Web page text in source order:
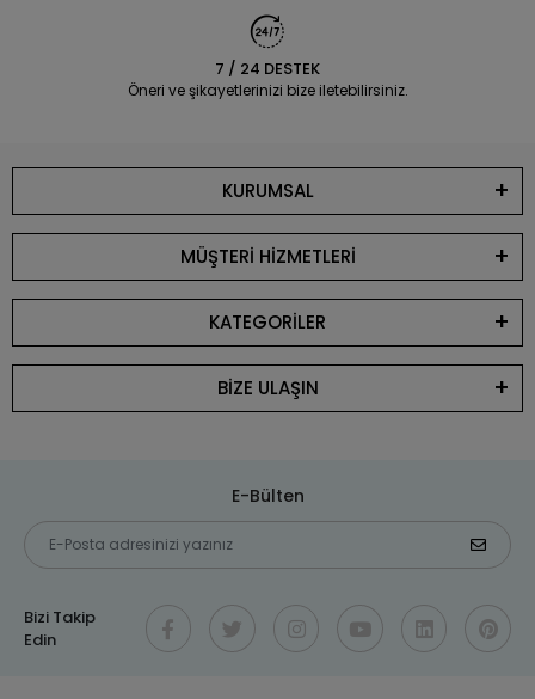
7 / 24 DESTEK
Öneri ve şikayetlerinizi bize iletebilirsiniz.
KURUMSAL
MÜŞTERİ HİZMETLERİ
KATEGORİLER
BİZE ULAŞIN
E-Bülten
Bizi Takip
Edin